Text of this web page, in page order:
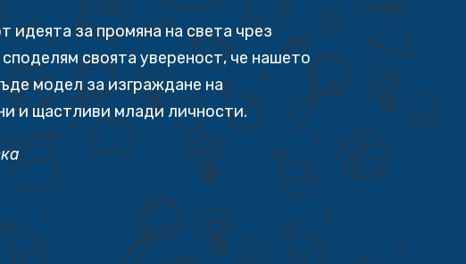
идеята за промяна на света чрез
своята увереност, че нашето
модел за изграждане на
и щастливи млади личности.